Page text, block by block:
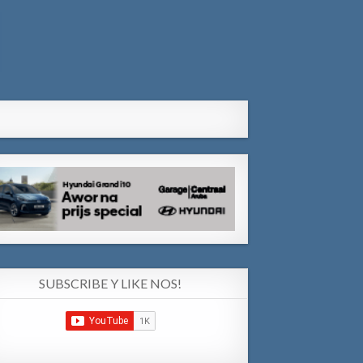
SUBSCRIBE Y LIKE NOS!